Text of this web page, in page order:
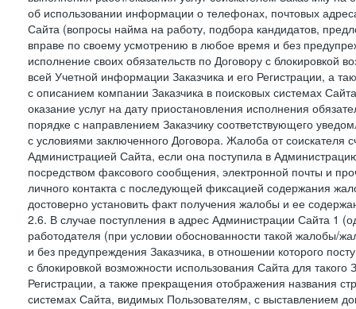
об использовании информации о телефонах, почтовых
Сайта (вопросы найма на работу, подбора кандидатов,
вправе по своему усмотрению в любое время и без
исполнение своих обязательств по Договору с блокировкой
всей Учетной информации Заказчика и его Регистрации, а
с описанием компании Заказчика в поисковых системах
оказание услуг на дату приостановления исполнения
порядке с направлением Заказчику соответствующего
с условиями заключенного Договора. Жалоба от
Администрацией Сайта, если она поступила в
посредством факсового сообщения, электронной почты и
личного контакта с последующей фиксацией содержания
достоверно установить факт получения жалобы и ее
2.6. В случае поступления в адрес Администрации Сайта 1
работодателя (при условии обоснованности такой
и без предупреждения Заказчика, в отношении которого
с блокировкой возможности использования Сайта для
Регистрации, а также прекращения отображения названия
системах Сайта, видимых Пользователям, с выставлением